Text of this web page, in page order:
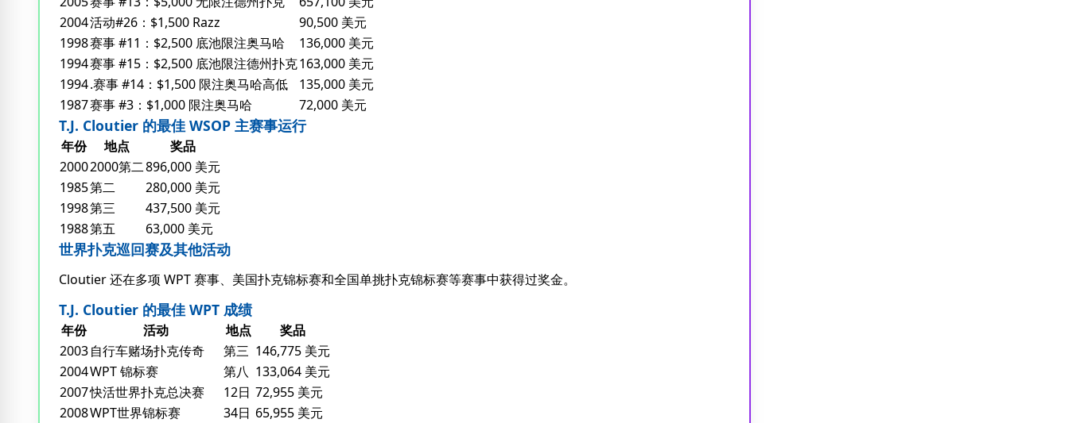
2004活动#26：$1,500 Razz
90,500 美元
1998赛事 #11：$2,500 底池限注奥马哈
136,000 美元
1994赛事 #15：$2,500 底池限注德州扑克163,000 美元
1994.赛事 #14：$1,500 限注奥马哈高低
135,000 美元
1987赛事 #3：$1,000 限注奥马哈 72,000 美元
T.J. Cloutier 的最佳 WSOP 主赛事运行
年份 地点
奖品
20002000第二896,000 美元
1985第二
280,000 美元
1998第三
437,500 美元
1988第五 63,000 美元
世界扑克巡回赛及其他活动
Cloutier 还在多项 WPT 赛事、美国扑克锦标赛和全国单挑扑克锦标赛等赛事中获得过奖金。
T.J. Cloutier 的最佳 WPT 成绩
年份 活动 地点
奖品
2003自行车赌场扑克传奇 第三 146,775 美元
2004WPT 锦标赛 第八 133,064 美元
2007快活世界扑克总决赛 12日 72,955 美元
2008WPT世界锦标赛 34日 65,955 美元